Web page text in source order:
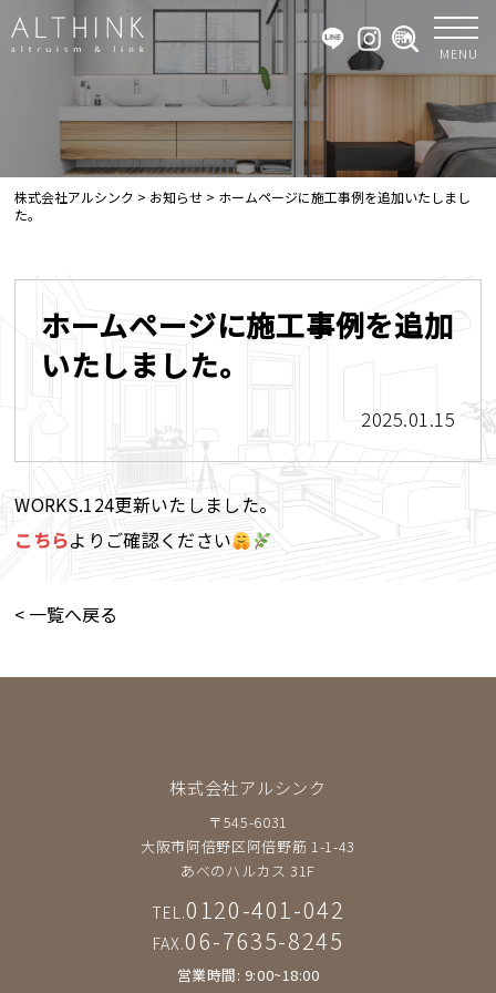
MENU
株式会社アルシンク > お知らせ > ホームページに施工事例を追加いたしまし
た。
ホームページに施工事例を追加
いたしました。
2025.01.15
WORKS.124更新いたしました。
こちらよりご確認ください
< 一覧へ戻る
株式会社アルシンク
〒545-6031
大阪市阿倍野区阿倍野筋 1-1-43
あべのハルカス 31F
TEL.0120-401-042
FAX.06-7635-8245
営業時間: 9:00~18:00